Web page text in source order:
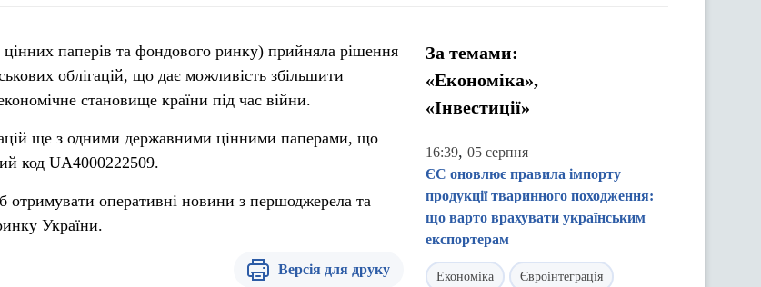
паперів та фондового ринку) прийняла рішення
облігацій, що дає можливість збільшити
становище країни під час війни.
ще з одними державними цінними паперами, що
код UA4000222509.
отримувати оперативні новини з першоджерела та
України.
Версія для друку
За темами:
«Економіка»,
«Інвестиції»
16:39, 05 серпня
ЄС оновлює правила імпорту
продукції тваринного походження:
що варто врахувати українським
експортерам
Економіка Євроінтеграція